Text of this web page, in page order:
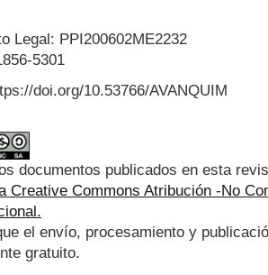
Legal: PPI200602ME2232
5301
doi.org/10.53766/AVANQUIM
documentos publicados en esta
Creative Commons Atribución -No
el envío, procesamiento y
gratuito.